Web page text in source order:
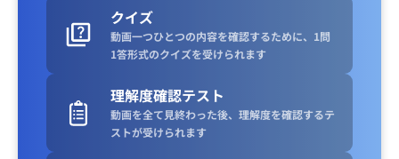
クイズ
動画一つひとつの内容を確認するために、1問
1答形式のクイズを受けられます
理解度確認テスト
動画を全て見終わった後、理解度を確認するテ
ストが受けられます